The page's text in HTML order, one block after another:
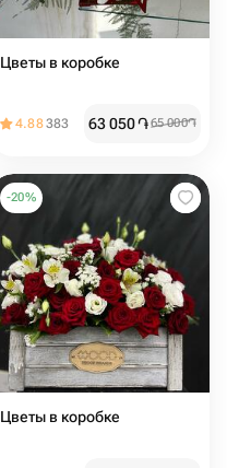
Цветы в коробке
4.88383 63 050֏65 000֏
-20%
Цветы в коробке